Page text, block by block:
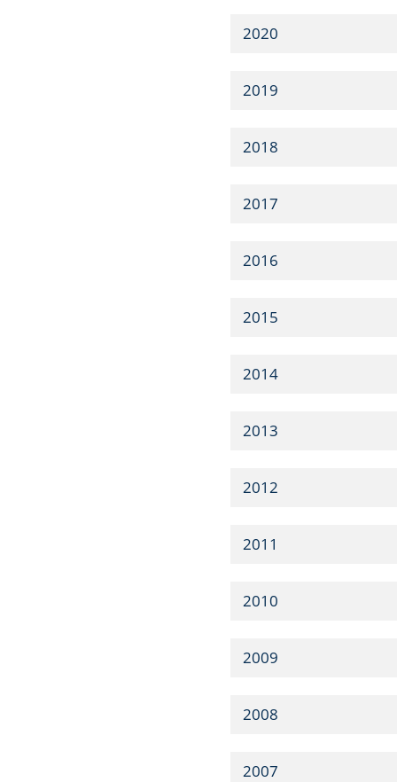
2020
2019
2018
2017
2016
2015
2014
2013
2012
2011
2010
2009
2008
2007